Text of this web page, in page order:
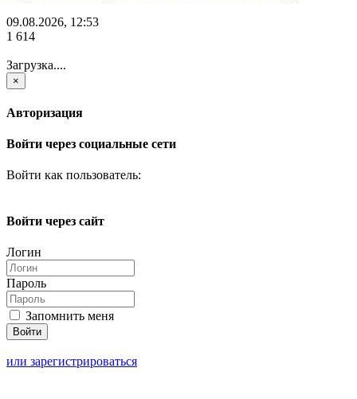
09.08.2026, 12:53
1 614
Загрузка....
×
Авторизация
Войти через социальные сети
Войти как пользователь:
Войти через сайт
Логин
Пароль
Запомнить меня
или зарегистрироваться